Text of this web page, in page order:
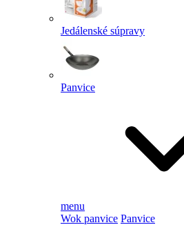
Jedálenské súpravy
Panvice
menu
Wok panvice Panvice